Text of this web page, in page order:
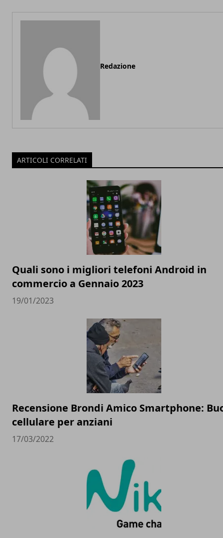
Redazione
ARTICOLI CORRELATI
Quali sono i migliori telefoni Android in
commercio a Gennaio 2023
19/01/2023
Recensione Brondi Amico Smartphone:
cellulare per anziani
17/03/2022